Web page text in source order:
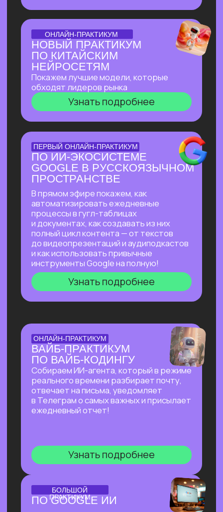
доступом
БОЛЬШОЙ ПРАКТИКУМ
ИИ-ВСЕЛЕННАЯ 2026
Большой практикум, в котором
мы собрали лучшие на сегодня ИИ-
инструменты, методы их применения
и связки!
Узнать подробнее
БОЛЬШОЙ ПРАКТИКУМ
ГИГАЧАТ
В прямом эфире покажем всю мощь
самой удобной и широкой
по функционалу российской нейросети!
Будет много практики: сделаем ретушь
фотографий, создадим презентацию
с функционалом, у которого нет
аналогов даже в иностранных
нейросетях, соберем майндкарты для
учебы, создадим аудиоподкаст
на основе текста и многое другое!
Узнать подробнее
БОЛЬШОЙ ПРАКТИКУМ
ПО СОЗДАНИЮ
ПРЕЗЕНТАЦИЙ С ИИ
и инфографики: без долгой верстки,
сложных программ и навыков в дизайне!
Узнать подробнее
БОЛЬШОЙ ПРАКТИКУМ
ПО ИИ-АГЕНТУ
PERPLEXITY COMPUTER
На реальных задачах покажем, на что
Узнать подробнее
ОНЛАЙН-ПРАКТИКУМ
ПЕРВЫЙ ПРАКТИКУМ
ПО ВАЙБКОДИНГУ